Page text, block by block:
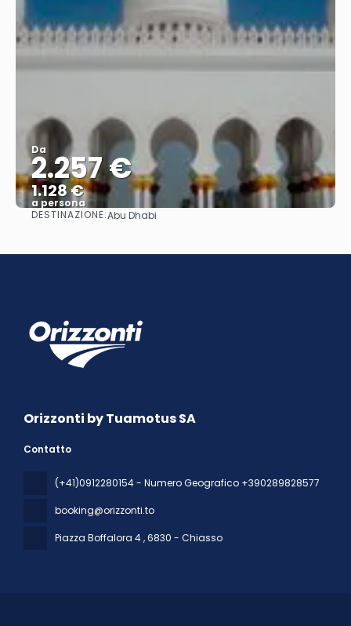
Da
2.257 €
1.128 €
a persona
DESTINAZIONE:Abu Dhabi
Orizzonti by Tuamotus SA
Contatto
(+41)0912280154 - Numero Geografico +390289828577
booking@orizzonti.to
Piazza Boffalora 4, 6830 - Chiasso